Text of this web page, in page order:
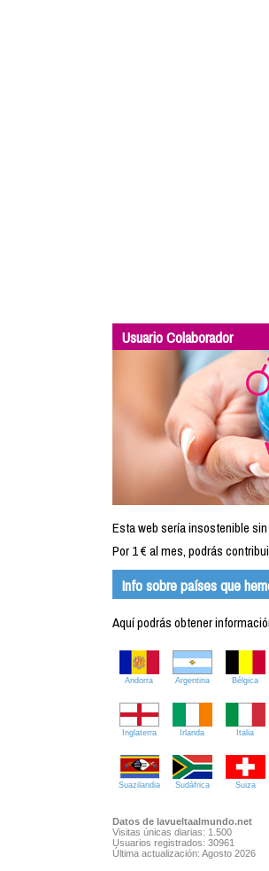
Usuario Colaborador
Esta web sería insostenible
Por 1 € al mes, podrás
Info sobre países que
Aquí podrás obtener
Andorra Argentina Bélgica
Inglaterra Irlanda Italia
Suazilandia Sudáfrica Suiza
Datos de lavueltaalmundo.net
Visitas únicas diarias: 1.500
Usuarios registrados: 30961
Última actualización: Agosto 2026